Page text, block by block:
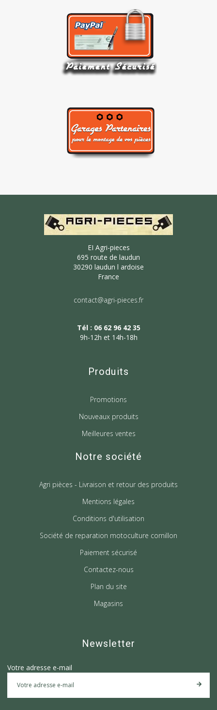
EI Agri-pieces
695 route de laudun
30290 laudun l ardoise
France
contact@agri-pieces.fr
Tél : 06 62 96 42 35
9h-12h et 14h-18h
Produits
Promotions
Nouveaux produits
Meilleures ventes
Notre société
Agri pièces - Livraison et retour des produits
Mentions légales
Conditions d'utilisation
Société de reparation motoculture cornillon
Paiement sécurisé
Contactez-nous
Plan du site
Magasins
Newsletter
Votre adresse e-mail